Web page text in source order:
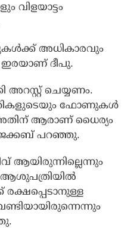
വിളയാട്ടം
അധികാരവും
ഇരയാണ് ദീപു.
അറസ്റ്റ് ചെയ്യണം.
ഫോണുകള്‍
അതിന് ആരാണ് ധൈര്യം
പറഞ്ഞു.
ആയിരുന്നില്ലെന്നും
ആശുപത്രിയില്‍
രക്ഷപ്പെടാനുള്ള